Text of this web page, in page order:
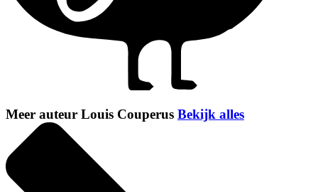
Meer auteur Louis Couperus Bekijk alles